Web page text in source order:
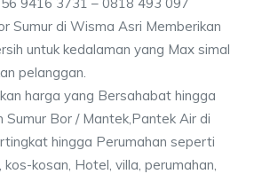
Sumur di Wisma Asri Memberikan
untuk kedalaman yang Max simal
pelanggan.
harga yang Bersahabat hingga
Sumur Bor / Mantek,Pantek Air di
hingga Perumahan seperti
kosan, Hotel, villa, perumahan,